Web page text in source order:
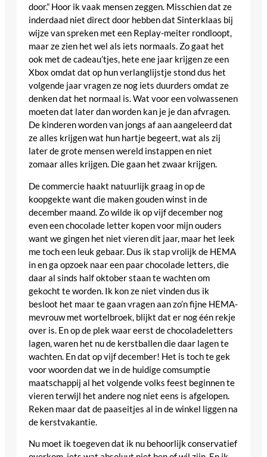
door.” Hoor ik vaak mensen zeggen. Misschien dat ze
inderdaad niet direct door hebben dat Sinterklaas bij
wijze van spreken met een Replay-meiter rondloopt,
maar ze zien het wel als iets normaals. Zo gaat het
ook met de cadeau’tjes, hete ene jaar krijgen ze een
Xbox omdat dat op hun verlanglijstje stond dus het
volgende jaar vragen ze nog iets duurders omdat ze
denken dat het normaal is. Wat voor een volwassenen
moeten dat later dan worden kan je je dan afvragen.
De kinderen worden van jongs af aan aangeleerd dat
ze alles krijgen wat hun hartje begeert, wat als zij
later de grote mensen wereld instappen en niet
zomaar alles krijgen. Die gaan het zwaar krijgen.
De commercie haakt natuurlijk graag in op de
koopgekte want die maken gouden winst in de
december maand. Zo wilde ik op vijf december nog
even een chocolade letter kopen voor mijn ouders
want we gingen het niet vieren dit jaar, maar het leek
me toch een leuk gebaar. Dus ik stap vrolijk de HEMA
in en ga opzoek naar een paar chocolade letters, die
daar al sinds half oktober staan te wachten om
gekocht te worden. Ik kon ze niet vinden dus ik
besloot het maar te gaan vragen aan zo’n fijne HEMA-
mevrouw met wortelbroek, blijkt dat er nog één rekje
over is. En op de plek waar eerst de chocoladeletters
lagen, waren het nu de kerstballen die daar lagen te
wachten. En dat op vijf december! Het is toch te gek
voor woorden dat we in de huidige comsumptie
maatschappij al het volgende volks feest beginnen te
vieren terwijl het andere nog niet eens is afgelopen.
Reken maar dat de paaseitjes al in de winkel liggen na
de kerstvakantie.
Nu moet ik toegeven dat ik nu behoorlijk conservatief